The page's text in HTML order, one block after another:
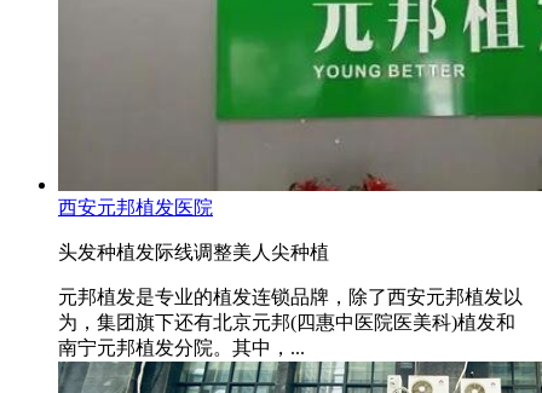
西安元邦植发医院
头发种植发际线调整美人尖种植
元邦植发是专业的植发连锁品牌，除了西安元邦植发以
为，集团旗下还有北京元邦(四惠中医院医美科)植发和
南宁元邦植发分院。其中，...